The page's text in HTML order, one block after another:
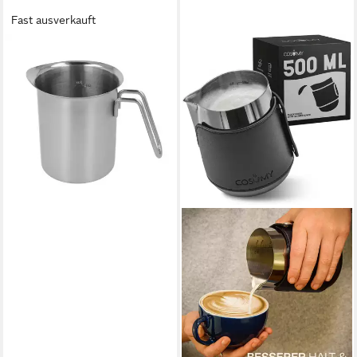
Fast ausverkauft
Milchkännchen Edelstahl
Milchkrug Skala bis 500ml
lieferbar - in 3-4 Werktagen bei dir